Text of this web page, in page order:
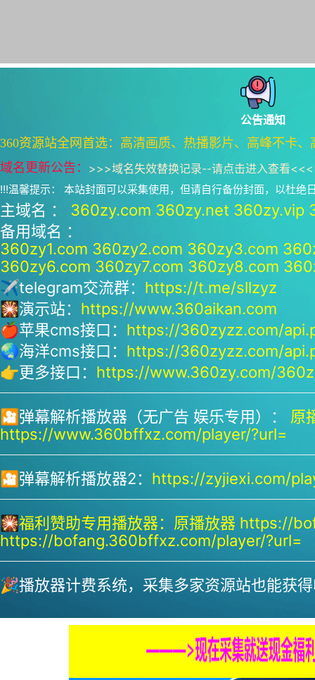
公告通知
360资源站全网首选：高清画质、热播影片、高峰不卡
域名更新公告： >>>域名失效替换记录--请点击进入查看<<<
!!!温馨提示： 本站封面可以采集使用，但请自行备份封面，以杜绝
主域名 ： 360zy.com 360zy.net 360zy.vip
备用域名 ：
360zy1.com 360zy2.com 360zy3.com
360zy6.com 360zy7.com 360zy8.com
✈telegram交流群： https://t.me/sllzyz
🎇演示站： https://www.360aikan.com
🍎苹果cms接口： https://360zyzz.com/
🌏海洋cms接口： https://360zyzz.com/
👉更多接口： https://www.360zy.com/
🎦弹幕解析播放器（无广告 娱乐专用）： 原
https://www.360bffxz.com/player/?url=
🎦弹幕解析播放器2： https://zyjiexi.com/
🎇福利赞助专用播放器： 原播放器 https://
https://bofang.360bffxz.com/player/?url=
🎉播放器计费系统，采集多家资源站也能获